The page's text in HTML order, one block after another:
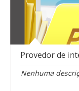
Provedor de
Nenhuma